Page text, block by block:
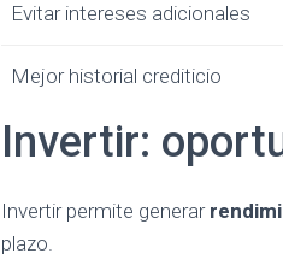
Evitar intereses adicionales
Mejor historial crediticio
Invertir:
Invertir permite generar
plazo.